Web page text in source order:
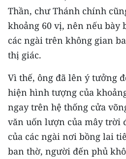
ENGLISH
中文
FRANÇAIS
РУССКИЙ
ESPAÑOL
한국어
Thần, chư Thánh chính
khoảng 60 vị, nên nếu bày
các ngài trên không gian
thị giác.
Vì thế, ông đã lên ý tưởng
hiện hình tượng của
ngay trên hệ thống cửa
văn uốn lượn của mây trời
của các ngài nơi bồng lai
ban thờ, người đến phủ